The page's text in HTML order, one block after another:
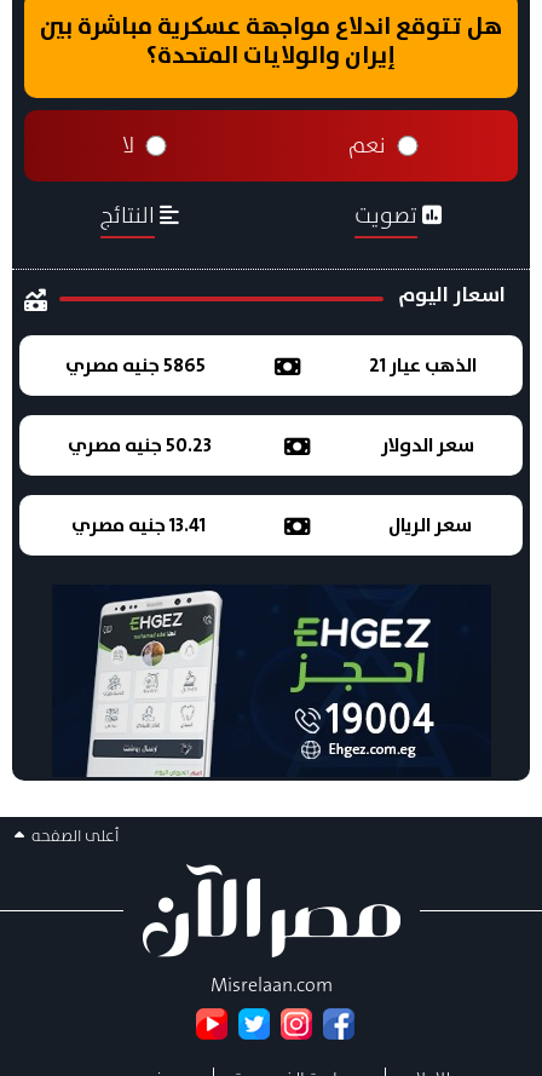
هل تتوقع اندلاع مواجهة عسكرية مباشرة بين
إيران والولايات المتحدة؟
نعم لا
تصويت النتائج
اسعار اليوم
الذهب عيار 21 5865 جنيه مصري
سعر الدولار 50.23 جنيه مصري
سعر الريال 13.41 جنيه مصري
أعلى الصفحه
Misrelaan.com